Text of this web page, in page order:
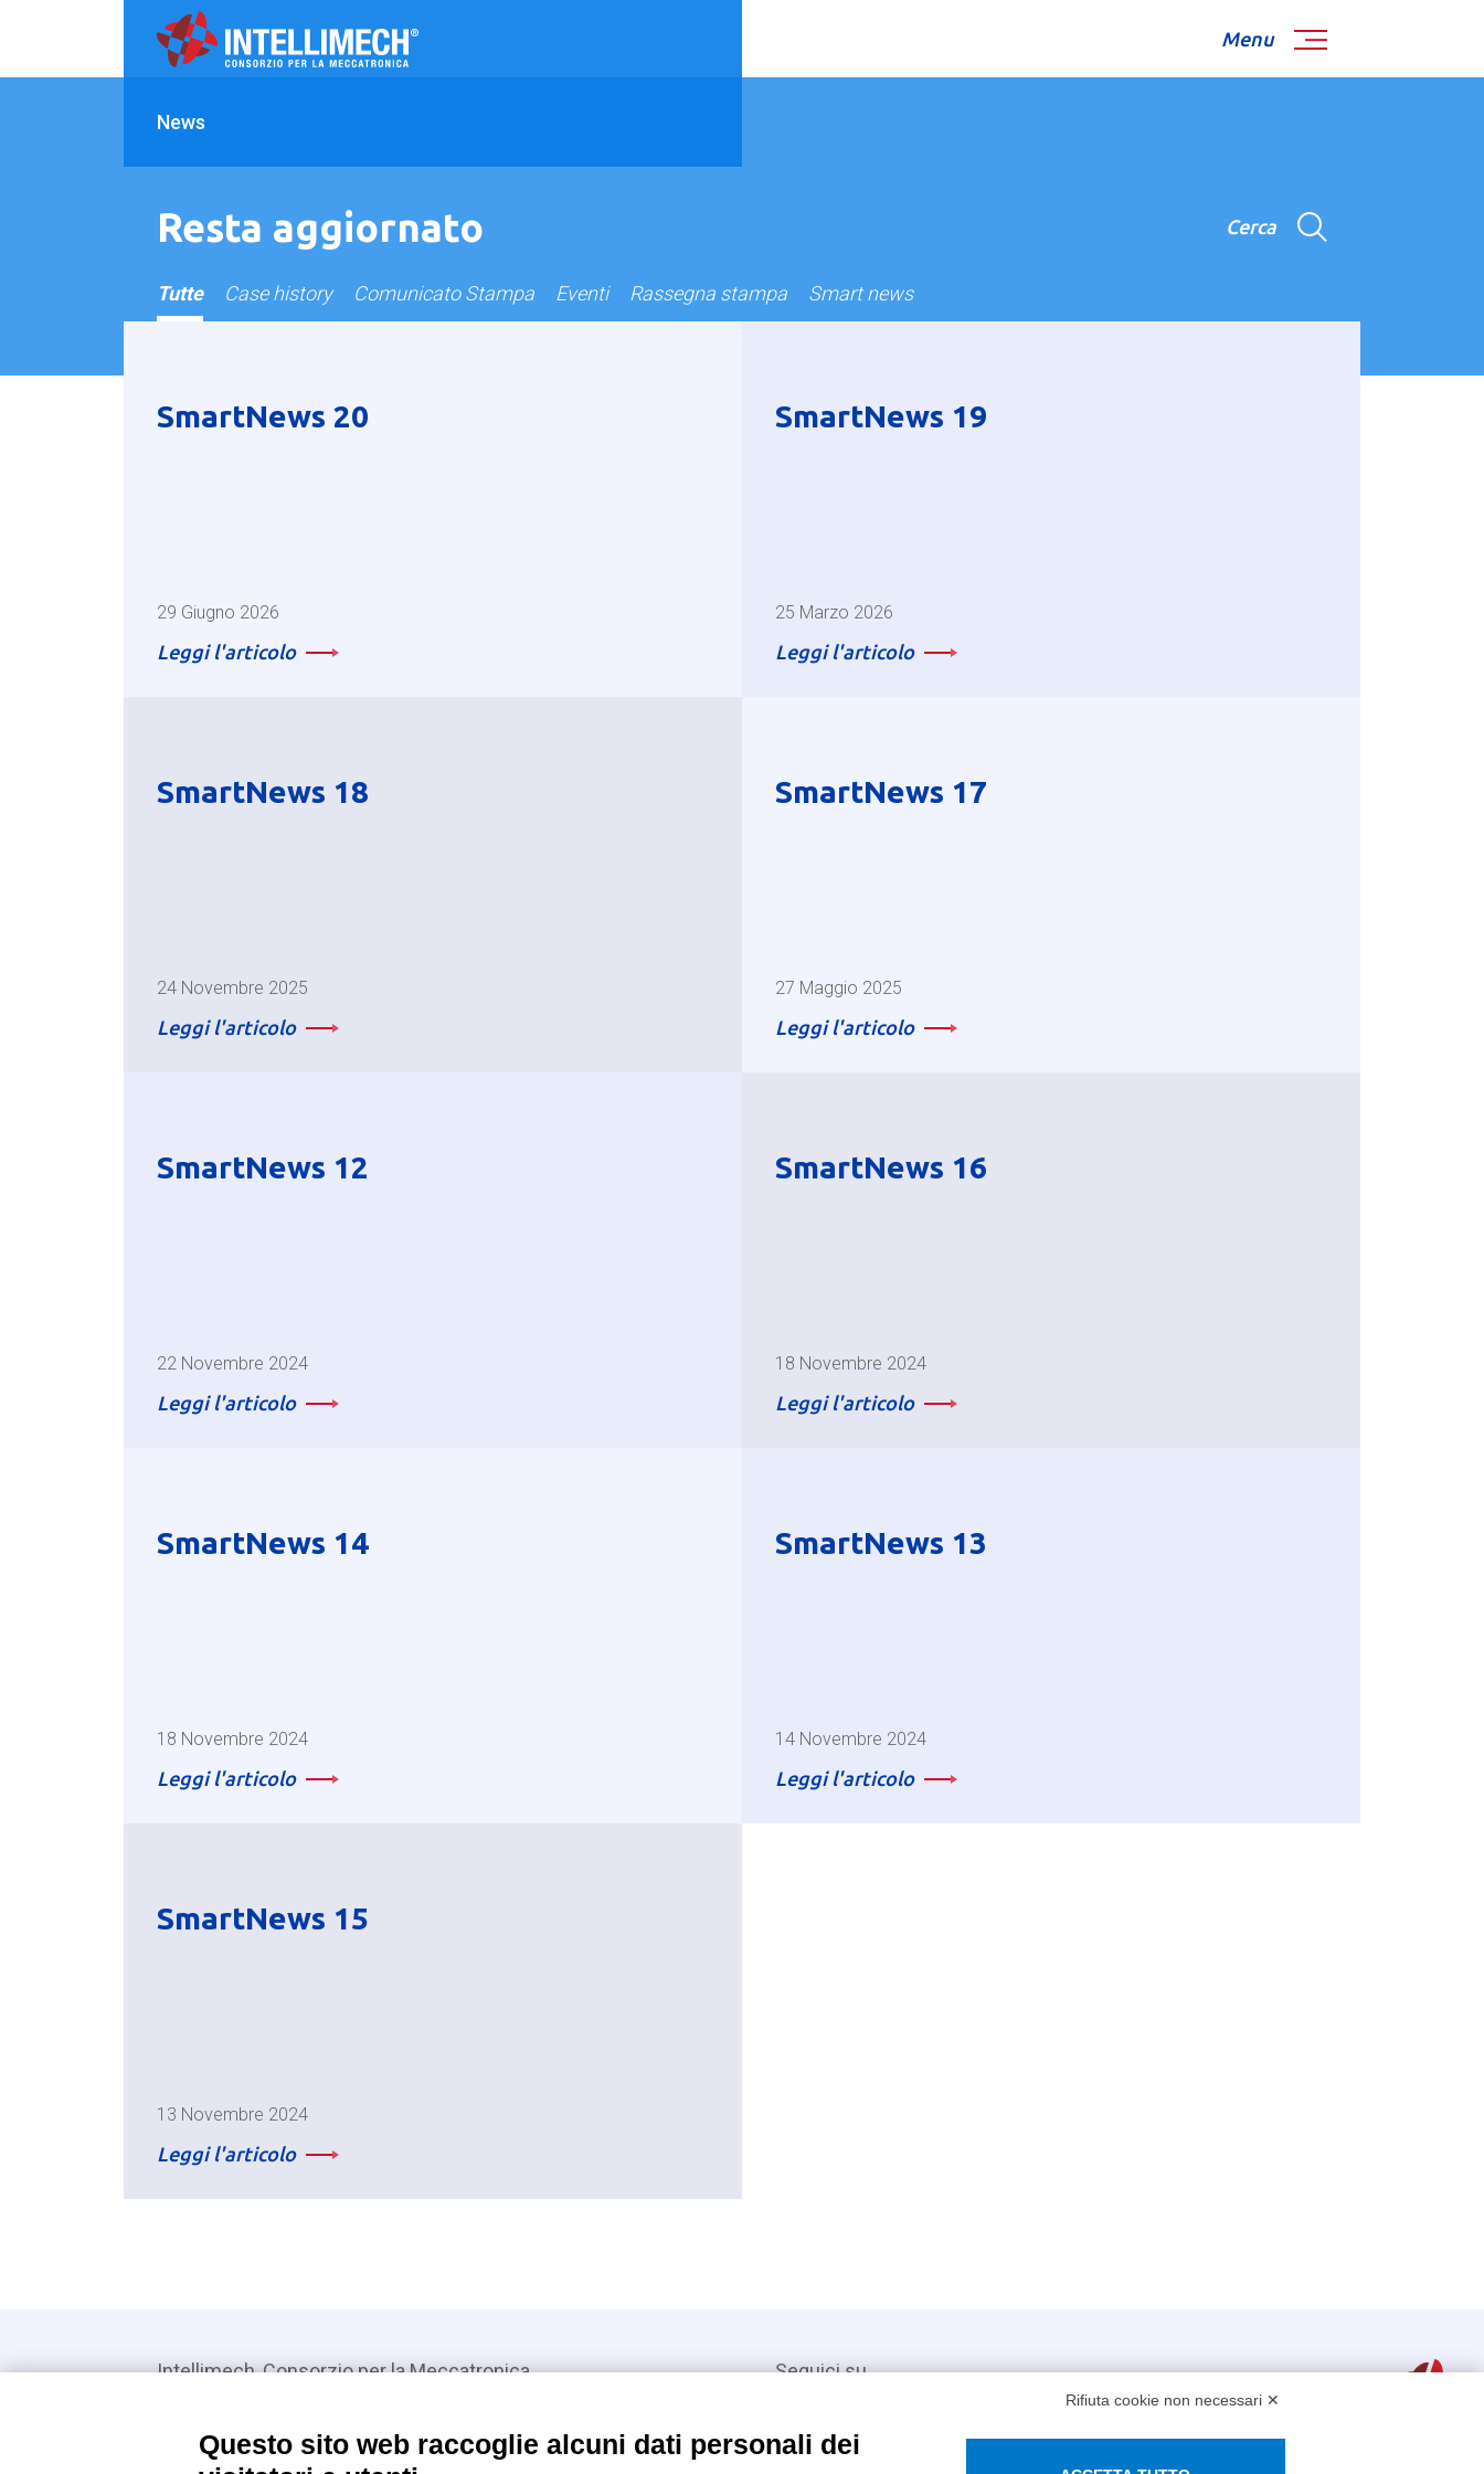
Menu
News
Resta aggiornato Cerca
Tutte Case history Comunicato Stampa Eventi Rassegna stampa Smart news
SmartNews 20
29 Giugno 2026
Leggi l'articolo
SmartNews 19
25 Marzo 2026
Leggi l'articolo
SmartNews 18
24 Novembre 2025
Leggi l'articolo
SmartNews 17
27 Maggio 2025
Leggi l'articolo
SmartNews 12
22 Novembre 2024
Leggi l'articolo
SmartNews 16
18 Novembre 2024
Leggi l'articolo
SmartNews 14
18 Novembre 2024
Leggi l'articolo
SmartNews 13
14 Novembre 2024
Leggi l'articolo
SmartNews 15
13 Novembre 2024
Leggi l'articolo
Intellimech, Consorzio per la Meccatronica
Seguici su
Rifiuta cookie non necessari ✕
Questo sito web raccoglie alcuni dati personali dei